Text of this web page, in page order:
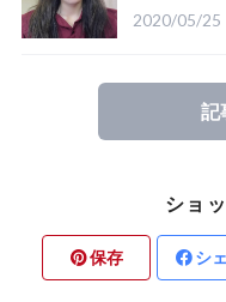
2020/05/25
記
ショ
保存 シ